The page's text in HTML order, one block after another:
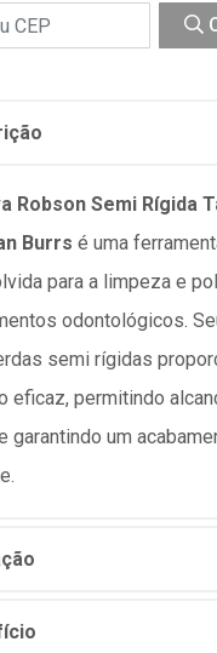
Robson Semi Rígida
Burrs é uma
para a limpeza e
odontológicos.
semi rígidas
eficaz, permitindo
garantindo um